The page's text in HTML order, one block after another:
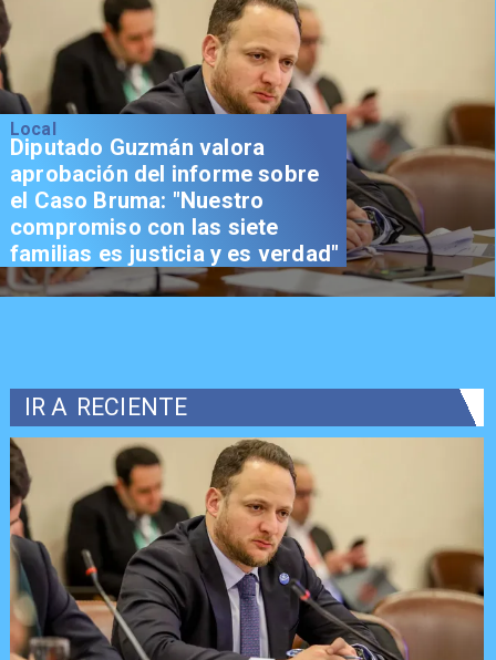
Local
Diputado Guzmán valora
aprobación del informe sobre
el Caso Bruma: "Nuestro
compromiso con las siete
familias es justicia y es verdad"
IR A RECIENTE